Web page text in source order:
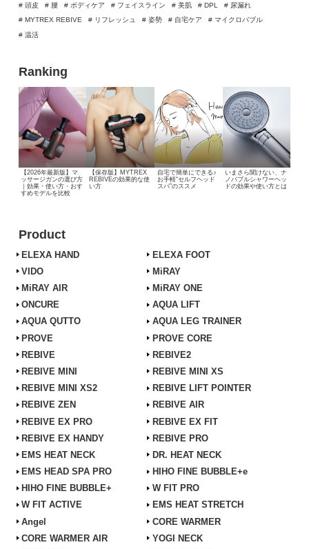
# 頭皮
# 腰 # ボディケア # フェイスライン # 美肌 # DPL
# 尿漏れ
# MYTREX REBIVE
# リフレッシュ # 姿勢 # 自宅ケア
# マイクロバブル
# 温活
Ranking
【2026年最新版】マ
ッサージガンの選び方
｜効果・使い方・おす
すめモデルを比較
【保存版】MYTREX
REBIVEの効果的な使
い方
自宅で簡単にできる♪
お手軽“セルフヘッド
スパ”のススメ
いまさら聞けない、ナ
ノバブルシャワーヘッ
ドの効果や使い方とは
Product
ELEXA HAND
ELEXA FOOT
VIDO
MiRAY
MiRAY AIR
MiRAY ONE
ONCURE
AQUA LIFT
AQUA QUTTO
AQUA LEG TRAINER
PROVE
PROVE CORE
REBIVE
REBIVE2
REBIVE MINI
REBIVE MINI XS
REBIVE MINI XS2
REBIVE LIFT POINTER
REBIVE ZEN
REBIVE AIR
REBIVE EX PRO
REBIVE EX FIT
REBIVE EX HANDY
REBIVE PRO
EMS HEAT NECK
DR. HEAT NECK
EMS HEAD SPA PRO
HIHO FINE BUBBLE+e
HIHO FINE BUBBLE+
W FIT PRO
W FIT ACTIVE
EMS HEAT STRETCH
Angel
CORE WARMER
CORE WARMER AIR
YOGI NECK